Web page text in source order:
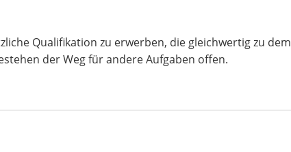
Qualifikation zu erwerben, die gleichwertig zu dem
der Weg für andere Aufgaben offen.